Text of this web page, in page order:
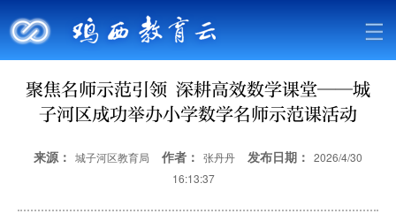
聚焦名师示范引领 深耕高效数学课堂——城
子河区成功举办小学数学名师示范课活动
来源： 城子河区教育局 作者： 张丹丹 发布日期： 2026/4/30
16:13:37